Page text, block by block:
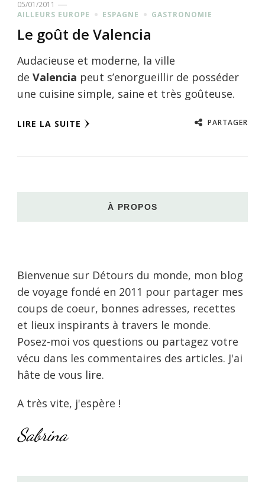
05/01/2011
AILLEURS EUROPE
ESPAGNE GASTRONOMIE
Le goût de Valencia
Audacieuse et moderne, la ville
de Valencia peut s’enorgueillir de posséder
une cuisine simple, saine et très goûteuse.
LIRE LA SUITE PARTAGER
À PROPOS
Bienvenue sur Détours du monde, mon blog
de voyage fondé en 2011 pour partager mes
coups de coeur, bonnes adresses, recettes
et lieux inspirants à travers le monde.
Posez-moi vos questions ou partagez votre
vécu dans les commentaires des articles. J'ai
hâte de vous lire.
A très vite, j'espère !
Sabrina